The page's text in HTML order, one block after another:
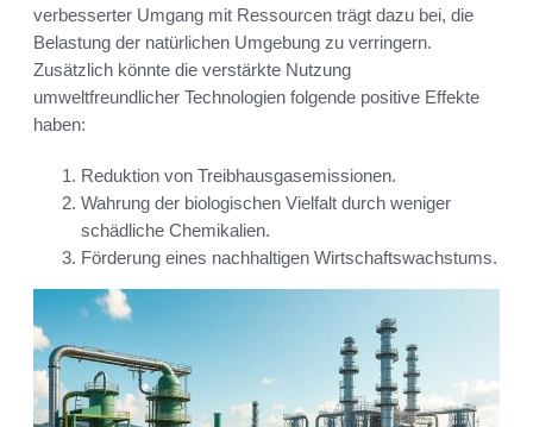
verbesserter Umgang mit Ressourcen trägt dazu bei, die
Belastung der natürlichen Umgebung zu verringern.
Zusätzlich könnte die verstärkte Nutzung
umweltfreundlicher Technologien folgende positive Effekte
haben:
Reduktion von Treibhausgasemissionen.
Wahrung der biologischen Vielfalt durch weniger
schädliche Chemikalien.
Förderung eines nachhaltigen Wirtschaftswachstums.